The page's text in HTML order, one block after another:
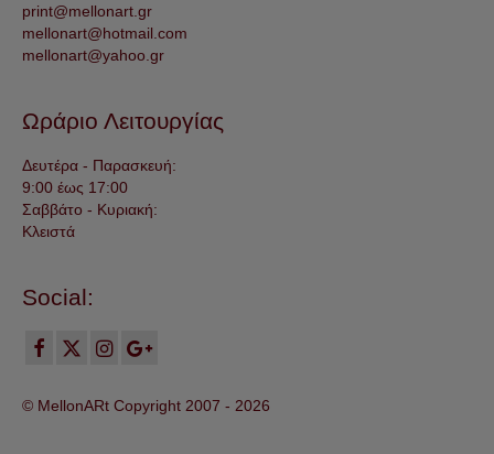
print@mellonart.gr
mellonart@hotmail.com
mellonart@yahoo.gr
Ωράριο Λειτουργίας
Δευτέρα - Παρασκευή:
9:00 έως 17:00
Σαββάτο - Κυριακή:
Κλειστά
Social:
© MellonARt Copyright 2007 - 2026